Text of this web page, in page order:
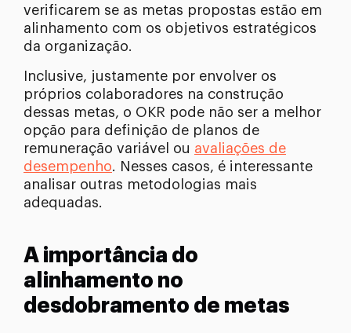
verificarem se as metas propostas estão em
alinhamento com os objetivos estratégicos
da organização.
Inclusive, justamente por envolver os
próprios colaboradores na construção
dessas metas, o OKR pode não ser a melhor
opção para definição de planos de
remuneração variável ou avaliações de
desempenho. Nesses casos, é interessante
analisar outras metodologias mais
adequadas.
A importância do
alinhamento no
desdobramento de metas